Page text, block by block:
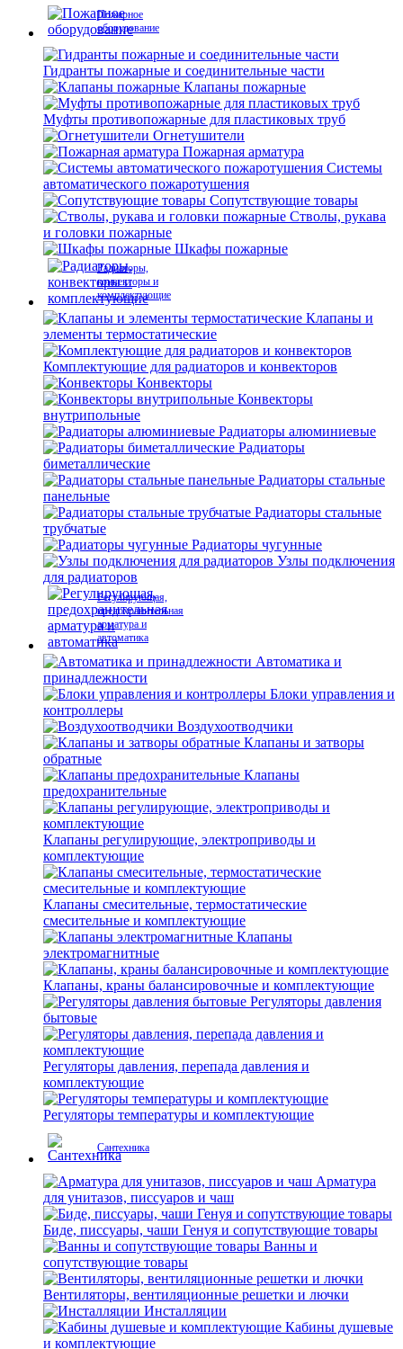
Пожарное
оборудование
Гидранты пожарные и соединительные части
Клапаны пожарные
Муфты противопожарные для пластиковых труб
Огнетушители
Пожарная арматура
Системы
автоматического пожаротушения
Сопутствующие товары
Стволы, рукава
и головки пожарные
Шкафы пожарные
Радиаторы,
конвекторы и
комплектующие
Клапаны и
элементы термостатические
Комплектующие для радиаторов и конвекторов
Конвекторы
Конвекторы
внутрипольные
Радиаторы алюминиевые
Радиаторы
биметаллические
Радиаторы стальные
панельные
Радиаторы стальные
трубчатые
Радиаторы чугунные
Узлы подключения
для радиаторов
Регулирующая,
предохранительная
арматура и
автоматика
Автоматика и
принадлежности
Блоки управления и
контроллеры
Воздухоотводчики
Клапаны и затворы
обратные
Клапаны
предохранительные
Клапаны регулирующие, электроприводы и
комплектующие
Клапаны смесительные, термостатические
смесительные и комплектующие
Клапаны
электромагнитные
Клапаны, краны балансировочные и комплектующие
Регуляторы давления
бытовые
Регуляторы давления, перепада давления и
комплектующие
Регуляторы температуры и комплектующие
Сантехника
Арматура
для унитазов, писсуаров и чаш
Биде, писсуары, чаши Генуя и сопутствующие товары
Ванны и
сопутствующие товары
Вентиляторы, вентиляционные решетки и лючки
Инсталляции
Кабины душевые
и комплектующие